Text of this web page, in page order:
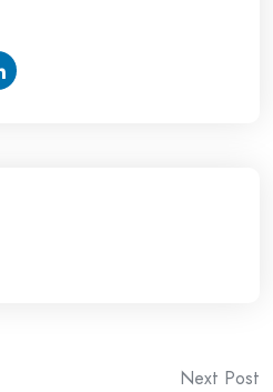
Next Post